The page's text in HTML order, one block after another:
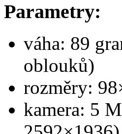
Parametry:
váha: 89
oblouků)
rozměry:
kamera: 5